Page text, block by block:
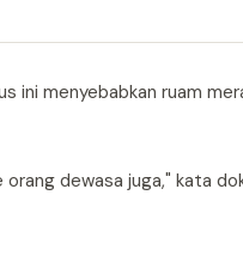
ini menyebabkan ruam
dewasa juga," kata